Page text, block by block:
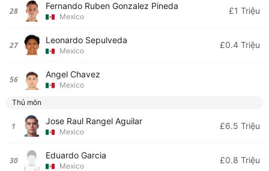
28 Fernando Ruben Gonzalez Pineda
Mexico
£1 Triệu
27 Leonardo Sepulveda
Mexico
£0.4 Triệu
56 Angel Chavez
Mexico
Thủ môn
1 Jose Raul Rangel Aguilar
Mexico
£6.5 Triệu
30 Eduardo Garcia
Mexico
£0.8 Triệu